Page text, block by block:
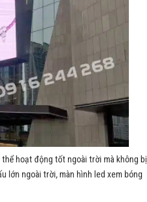
hoạt động tốt ngoài trời mà không bị
lớn ngoài trời, màn hình led xem bóng